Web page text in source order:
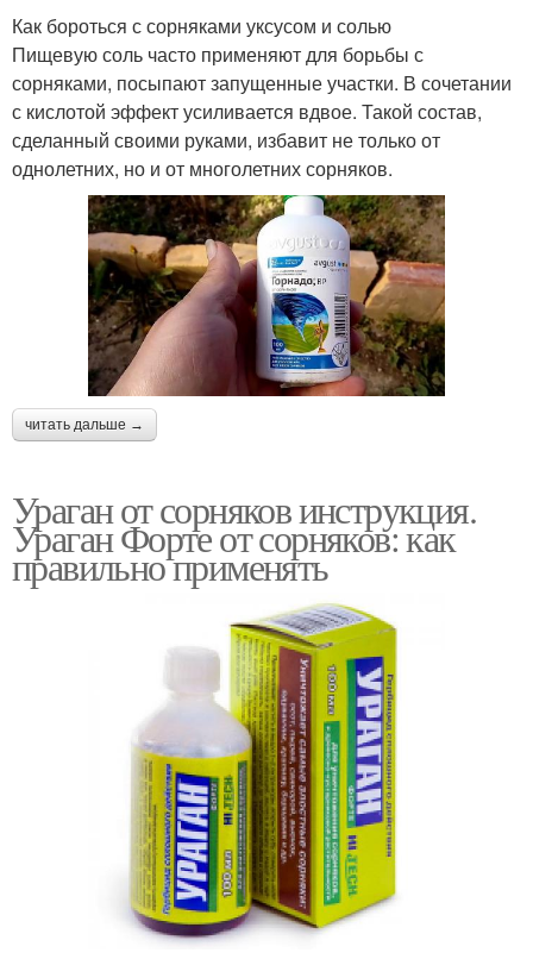
Как бороться с сорняками уксусом и солью
Пищевую соль часто применяют для борьбы с
сорняками, посыпают запущенные участки. В сочетании
с кислотой эффект усиливается вдвое. Такой состав,
сделанный своими руками, избавит не только от
однолетних, но и от многолетних сорняков.
читать дальше →
Ураган от сорняков инструкция.
Ураган Форте от сорняков: как
правильно применять